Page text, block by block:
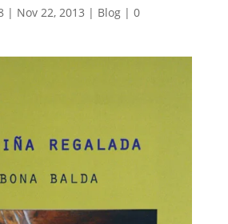
| Nov 22, 2013 | Blog| 0